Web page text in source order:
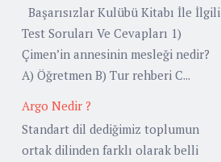
Başarısızlar Kulübü Kitabı İle İlgili
Test Soruları Ve Cevapları 1)
Çimen’in annesinin mesleği nedir?
A) Öğretmen B) Tur rehberi C...
Argo Nedir ?
Standart dil dediğimiz toplumun
ortak dilinden farklı olarak belli